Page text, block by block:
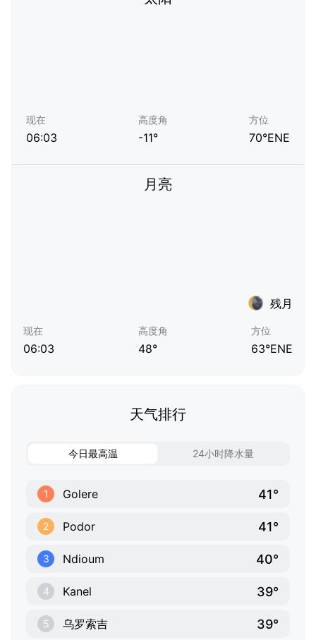
现在
06:03
高度角
-11°
方位
70°ENE
月亮
残月
现在
06:03
高度角
48°
方位
63°ENE
天气排行
今日最高温 24小时降水量
1 Golere 41°
2 Podor 41°
3 Ndioum 40°
4 Kanel 39°
5 乌罗索吉 39°